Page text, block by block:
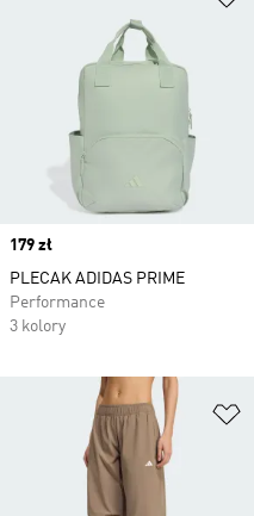
Price
179 zł
PLECAK ADIDAS PRIME
Performance
3 kolory